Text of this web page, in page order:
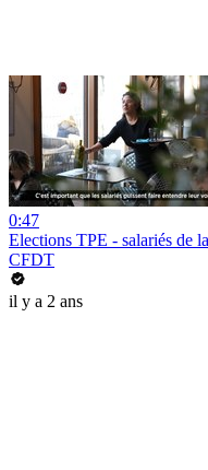
0:47
Elections TPE - salariés de
CFDT
il y a 2 ans